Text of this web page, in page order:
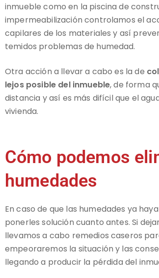
inmueble como en la piscina de
impermeabilización controlamos el
capilares de los materiales y así
temidos problemas de humedad.
Otra acción a llevar a cabo es la de
lejos posible del inmueble, de forma
distancia y así es más difícil que el
vivienda.
Cómo podemos
humedades
En caso de que las humedades ya
ponerles solución cuanto antes. Si
llevamos a cabo remedios caseros
empeoraremos la situación y las
llegando a producir la pérdida del